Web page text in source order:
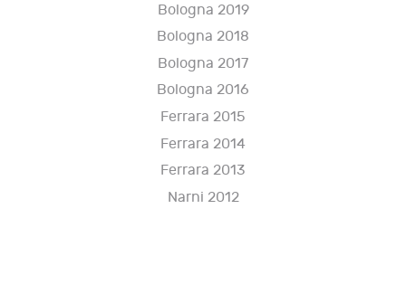
Bologna 2019
Bologna 2018
Bologna 2017
Bologna 2016
Ferrara 2015
Ferrara 2014
Ferrara 2013
Narni 2012